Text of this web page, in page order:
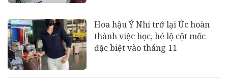
Hoa hậu Ý Nhi trở lại Úc hoàn
thành việc học, hé lộ cột mốc
đặc biệt vào tháng 11